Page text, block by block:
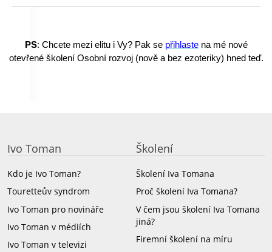
PS: Chcete mezi elitu i Vy? Pak se přihlaste na mé nové
otevřené školení Osobní rozvoj(nově a bez ezoteriky) hned teď.
Ivo Toman
Kdo je Ivo Toman?
Touretteův syndrom
Ivo Toman pro novináře
Ivo Toman v médiích
Ivo Toman v televizi
Školení
Školení Iva Tomana
Proč školení Iva Tomana?
V čem jsou školení Iva Tomana
jiná?
Firemní školení na míru